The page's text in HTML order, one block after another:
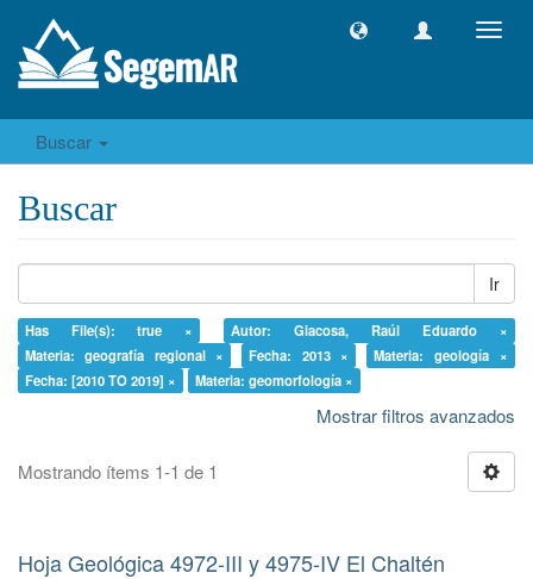
Buscar
Buscar
Ir
Has File(s): true ×
Autor: Giacosa, Raúl Eduardo ×
Materia: geografía regional ×
Fecha: 2013 ×
Materia: geología ×
Fecha: [2010 TO 2019] ×
Materia: geomorfología ×
Mostrar filtros avanzados
Mostrando ítems 1-1 de 1
Hoja Geológica 4972-III y 4975-IV El Chaltén